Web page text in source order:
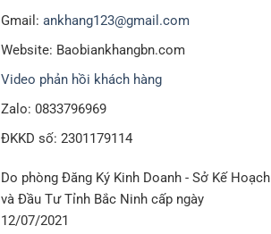
Gmail: ankhang123@gmail.com
Website: Baobiankhangbn.com
Video phản hồi khách hàng
Zalo: 0833796969
ĐKKD số: 2301179114
Do phòng Đăng Ký Kinh Doanh - Sở Kế Hoạch
và Đầu Tư Tỉnh Bắc Ninh cấp ngày
12/07/2021